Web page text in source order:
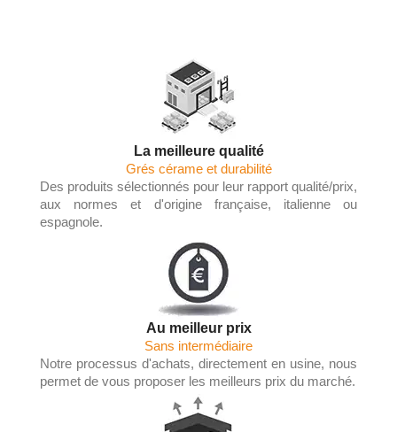
La meilleure qualité
Grés cérame et durabilité
Des produits sélectionnés pour leur rapport qualité/prix,
aux normes et d'origine française, italienne ou
espagnole.
Au meilleur prix
Sans intermédiaire
Notre processus d'achats, directement en usine, nous
permet de vous proposer les meilleurs prix du marché.